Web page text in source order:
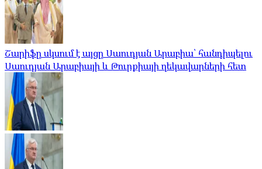
Շարիֆը սկսում է այցը Սաուդյան Արաբիա՝ հանդիպելու
Սաուդյան Արաբիայի և Թուրքիայի ղեկավարների հետ